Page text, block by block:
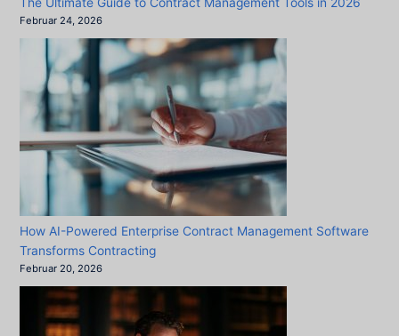
Februar 24, 2026
How AI-Powered Enterprise Contract Management Software
Transforms Contracting
Februar 20, 2026